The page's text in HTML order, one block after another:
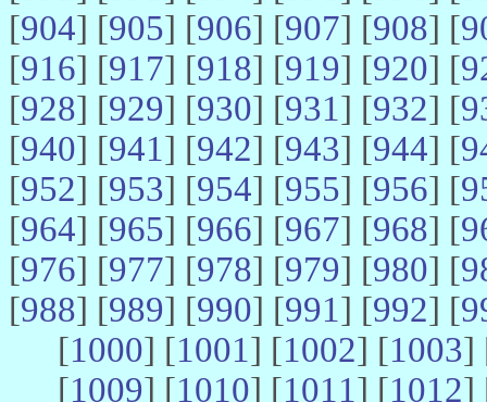
[904] [905] [906] [907] [908] [
[916] [917] [918] [919] [920] [
[928] [929] [930] [931] [932] [
[940] [941] [942] [943] [944] [
[952] [953] [954] [955] [956] [
[964] [965] [966] [967] [968] [
[976] [977] [978] [979] [980] [
[988] [989] [990] [991] [992] [
[1000] [1001] [1002] [1003]
[1009] [1010] [1011] [1012]